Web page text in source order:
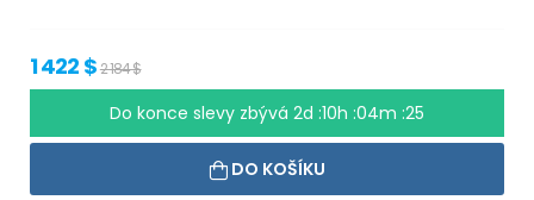
1 422 $2 184 $
Do konce slevy zbývá 2d :10h :04m :24
DO KOŠÍKU